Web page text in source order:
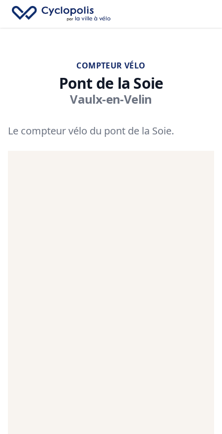
→
Cyclopolis
COMPTEUR VÉLO
Pont de la Soie
Vaulx-en-Velin
Le compteur vélo du pont de la Soie.